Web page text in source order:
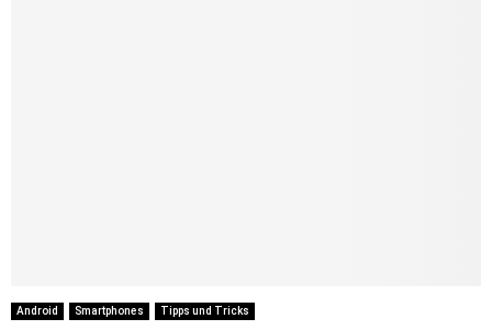
Android Smartphones Tipps und Tricks